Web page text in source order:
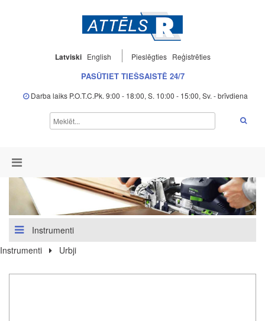
Latviski English Pieslēgties Reģistrēties
PASŪTIET TIEŠSAISTĒ 24/7
Darba laiks P.O.T.C.Pk. 9:00 - 18:00, S. 10:00 - 15:00, Sv. - brīvdiena
Instrumenti
Instrumenti
Urbji